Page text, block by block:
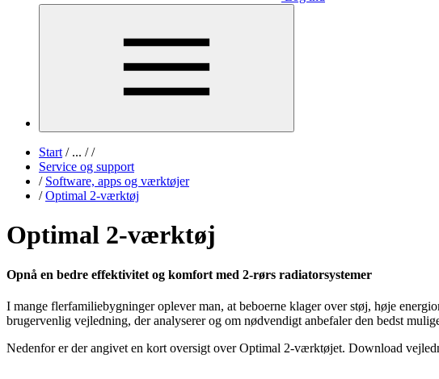
Start /... / /
Service og support
/ Software, apps og værktøjer
/ Optimal 2-værktøj
Optimal 2-værktøj
Opnå en bedre effektivitet og komfort med 2-rørs radiatorsystemer
I mange flerfamiliebygninger oplever man, at beboerne klager over støj, høje
brugervenlig vejledning, der analyserer og om nødvendigt anbefaler den bedst
Nedenfor er der angivet en kort oversigt over Optimal 2-værktøjet. Download